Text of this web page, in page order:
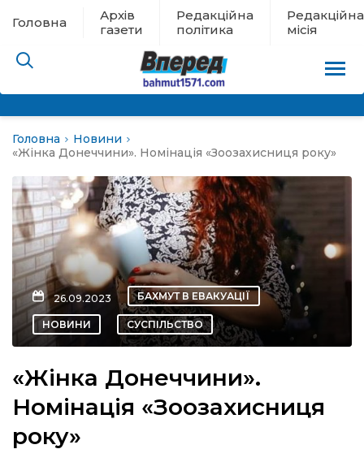
Головна
Архів
газети
Редакційна
політика
Редакційна
місія
евакуації
новини
Головна
Новини
«Жінка Донеччини». Номінація «Зоозахисниця року»
26.09.2023 БАХМУТ В ЕВАКУАЦІЇ
НОВИНИ СУСПІЛЬСТВО
«Жінка Донеччини».
Номінація «Зоозахисниця
року»